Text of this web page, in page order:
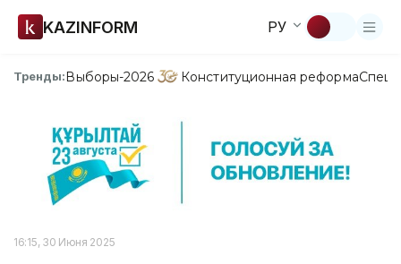
KAZINFORM РУ
Тренды:Выборы-2026 Конституционная реформа
16:15, 30 Июня 2025